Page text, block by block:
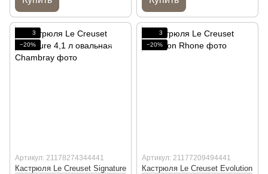
3
−20%
Артикул: 21178274344441
Кастрюля Le Creuset Signature
3
−20%
Артикул: 21177209494441
Кастрюля Le Creuset Evolution